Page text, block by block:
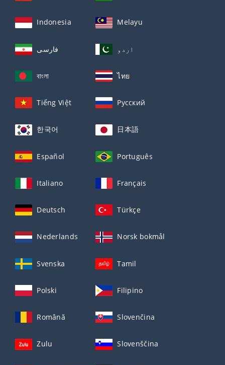
Indonesia Melayu
فارسی اردو
বাংলা ไทย
Tiếng Việt Русский
한국어 日本語
Español Português
Italiano Français
Deutsch Türkçe
Nederlands Norsk bokmål
Svenska Tamil
Polski Filipino
Română Slovenčina
Zulu Slovenščina